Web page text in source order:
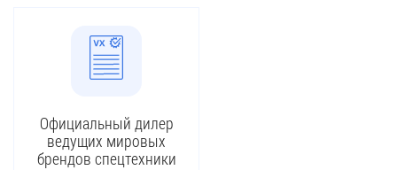
Официальный дилер
ведущих мировых
брендов спецтехники